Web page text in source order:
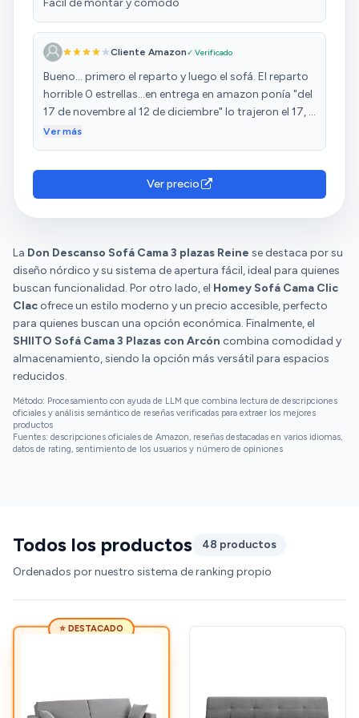
Facil de montar y comodo
Cliente Amazon✓ Verificado
Bueno... primero el reparto y luego el sofá. El reparto
horrible 0 estrellas...en entrega en amazon ponía "del
17 de novembre al 12 de diciembre" lo trajeron el 17, ...
durante los 7 u 8 días que tardo (eso etá bien) recibí
cosas)...,un sofá y una cama no son un armario o una
estantería... tienes que usarlos hata el último
momento o te sientas o duermes en el suelo.
engañar sin querer. El sofá ha pasado su primer día
de prueba... lo primero... las instrucciones son están
en uncódigo QR e uno de los lados de la caja (por
fuera y remiten a un google drive con unas
instrucciones muy, muy escuetas y muy mal
ilustradas (una página con unas fotos dicutilbles y
escasas) Las tuercas me parecen muu pequeñas y,
en mi caso, no llevaban arandelas (necesarias a
instrucciones,creo que, si lo he hecho bien y creo que
sí, no es un sofa click-clack... es a presión... haces
fuerza (bastante) y se abre. Pero si las tuercas
Ver más
Ver precio
La Don Descanso Sofá Cama 3 plazas Reine se destaca por su
diseño nórdico y su sistema de apertura fácil, ideal para quienes
buscan funcionalidad. Por otro lado, el Homey Sofá Cama Clic
Clac ofrece un estilo moderno y un precio accesible, perfecto
para quienes buscan una opción económica. Finalmente, el
SHIITO Sofá Cama 3 Plazas con Arcón combina comodidad y
almacenamiento, siendo la opción más versátil para espacios
reducidos.
Método: Procesamiento con ayuda de LLM que combina lectura de descripciones
oficiales y análisis semántico de reseñas verificadas para extraer los mejores
productos
Fuentes: descripciones oficiales de Amazon, reseñas destacadas en varios idiomas,
datos de rating, sentimiento de los usuarios y número de opiniones
Todos los productos
48 productos
Ordenados por nuestro sistema de ranking propio
⭐ DESTACADO